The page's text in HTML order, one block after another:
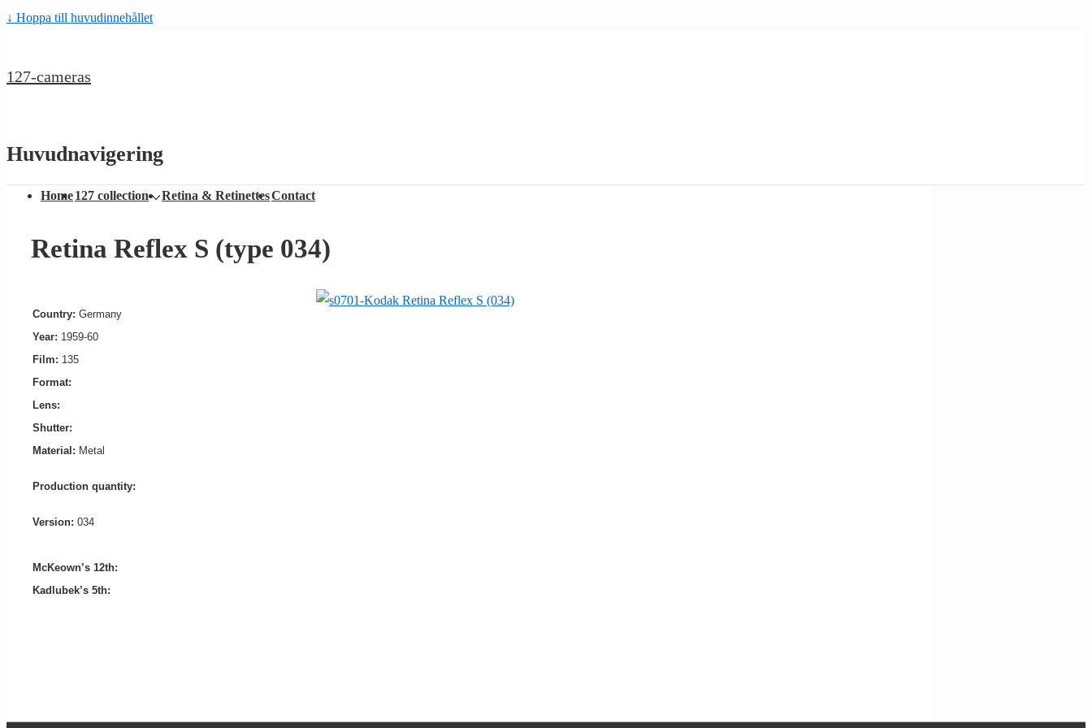
↓ Hoppa till huvudinnehållet
127-cameras
Huvudnavigering
Home127 collection Retina & RetinettesContact
Retina Reflex S (type 034)
Country: Germany
Year: 1959-60
Film: 135
Format:
Lens:
Shutter:
Material: Metal
Production quantity:
Version: 034
McKeown’s 12th:
Kadlubek’s 5th: